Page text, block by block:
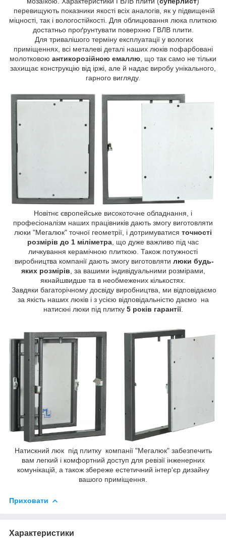
перевищують показники якості всіх аналогів, як у підвищеній
міцності, так і вологостійкості. Для облицювання люка плиткою
достатньо проґрунтувати поверхню ГВЛВ плити.
Для тривалішого терміну експлуатації у вологих
приміщеннях, всі металеві деталі наших люків пофарбовані
молотковою антикорозійною емаллю , що так само не тільки
захищає конструкцію від іржі, але й надає виробу унікального,
гарного вигляду.
Новітнє європейське високоточне обладнання, і
професіоналізм наших працівників дають змогу виготовляти
люки "Мегалюк" точної геометрії, і дотримуватися точності
розмірів до 1 міліметра , що дуже важливо під час
личкування керамічною плиткою. Також потужності
виробництва компанії дають змогу виготовляти люки будь-
яких розмірів , за вашими індивідуальними розмірами,
якнайшвидше та в необмежених кількостях.
Завдяки багаторічному досвіду виробництва, ми відповідаємо
за якість наших люків і з усією відповідальністю даємо на
натискні люки під плитку 5 років гарантії.
Натискний люк під плитку компанії "Мегалюк" забезпечить
вам легкий і комфортний доступ для ревізії інженерних
комунікацій, а також збереже естетичний інтер'єр дизайну
вашого приміщення.
Приховати
Характеристики